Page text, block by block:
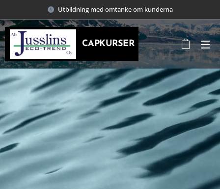
Utbildning med omtanke om kunderna
CAPKURSER